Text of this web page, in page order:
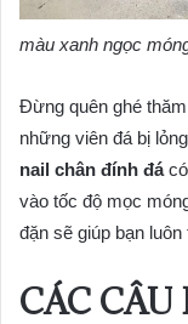
màu xanh ngọc
Đừng quên ghé
những viên đá bị
nail chân đính đácó
vào tốc độ mọc
đặn sẽ giúp bạn
CÁC